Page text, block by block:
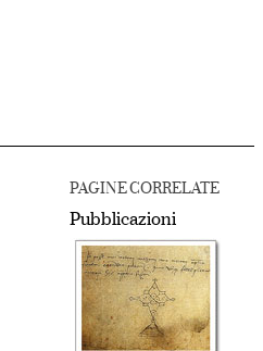
PAGINE CORRELATE
Pubblicazioni